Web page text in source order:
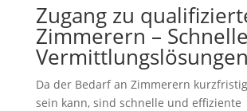
Zugang zu
Zimmerern – Schnelle
Vermittlungslösungen
Da der Bedarf an Zimmerern
sein kann, sind schnelle und effiziente